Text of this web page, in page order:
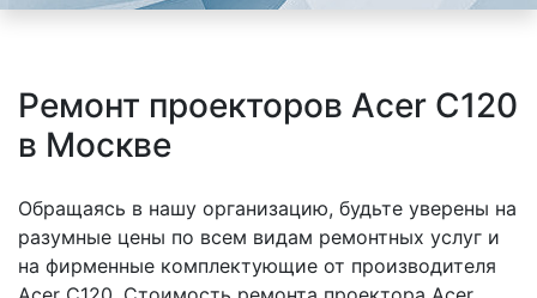
Ремонт проекторов Acer C120
в Москве
Обращаясь в нашу организацию, будьте уверены на
разумные цены по всем видам ремонтных услуг и
на фирменные комплектующие от производителя